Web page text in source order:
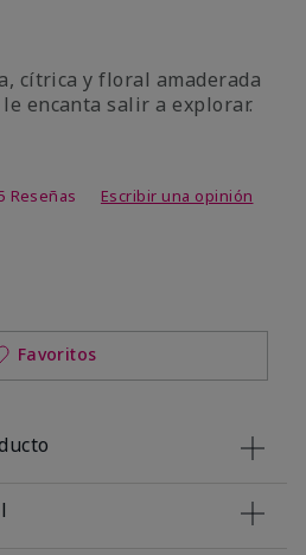
cítrica y floral amaderada
encanta salir a explorar.
de 3,4 de 5
Reseñas Escribir una opinión
Favoritos